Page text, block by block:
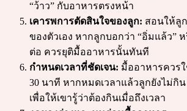
“ว้าว” กับอาหารตรงหน้า
เคารพการตัดสินใจของลูก: สอนให้ลู
ของตัวเอง หากลูกบอกว่า “อิ่มแล้ว”
ต่อ ควรยุติมื้ออาหารนั้นทันที
กำหนดเวลาที่ชัดเจน: มื้ออาหารควร
30 นาที หากหมดเวลาแล้วลูกยังไม่กิ
เพื่อให้เขารู้ว่าต้องกินเมื่อถึงเวลา